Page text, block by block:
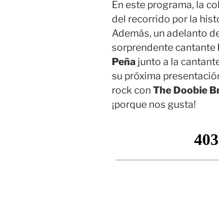
En este programa, la
del recorrido por la
Además, un adelanto
sorprendente cantante
Peña junto a la
su próxima
rock con The Doobie
¡porque nos gusta!